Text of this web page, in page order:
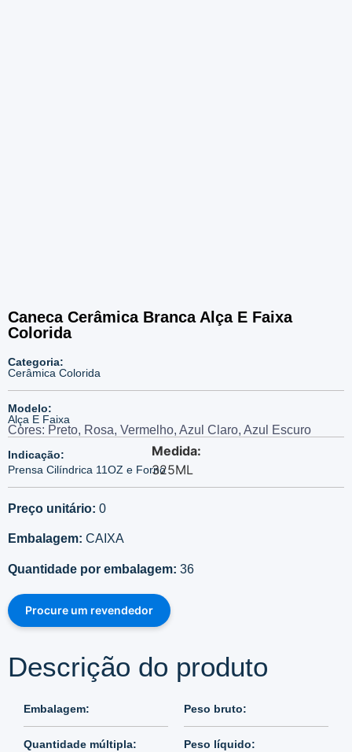
Caneca Cerâmica Branca Alça E Faixa
Colorida
Categoria:
Cerâmica Colorida
Modelo:
Alça E Faixa
Indicação:
Prensa Cilíndrica 11OZ e Forno
Medida:
325ML
Cores: Preto, Rosa, Vermelho, Azul Claro, Azul Escuro
Preço unitário: 0
Embalagem: CAIXA
Quantidade por embalagem: 36
Procure um revendedor
Descrição do produto
Embalagem:
Quantidade múltipla:
Peso bruto:
Peso líquido: